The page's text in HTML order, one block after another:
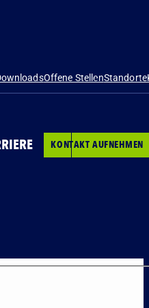
Offene StellenStandorte
KONTAKT AUFNEHMEN